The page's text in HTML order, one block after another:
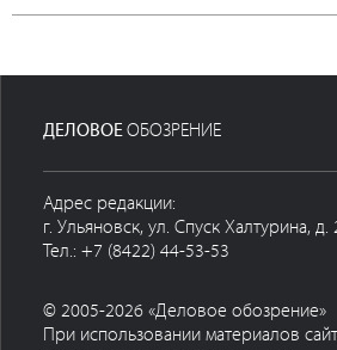
ДЕЛОВОЕ ОБОЗРЕНИЕ
Адрес редакции:
г. Ульяновск, ул. Спуск Халтурина, д.
Тел.: +7 (8422) 44-53-53
© 2005-2026 «Деловое обозрение»
При использовании материалов